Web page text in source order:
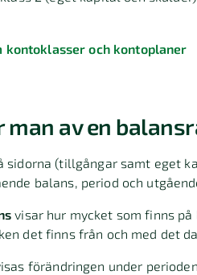
kontoklasser och kontoplaner
man av en
sidorna (tillgångar samt eget
balans, period och
visar hur mycket som finns
det finns från och med det
förändringen under